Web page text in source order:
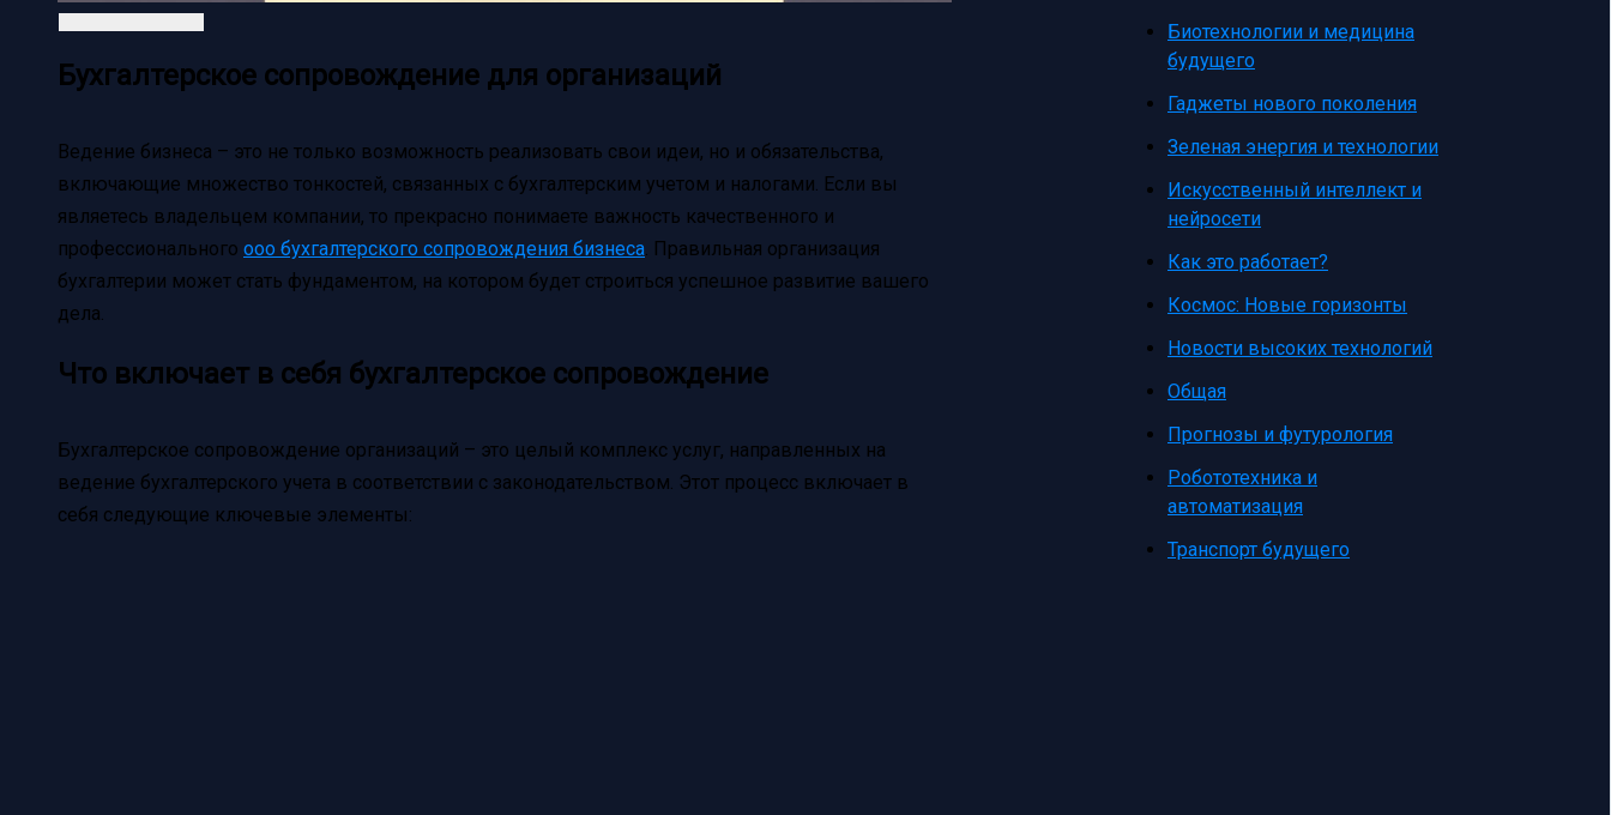
Бухгалтерское сопровождение для организаций
Ведение бизнеса – это не только возможность реализовать свои идеи, но и обязательства,
включающие множество тонкостей, связанных с бухгалтерским учетом и налогами. Если вы
являетесь владельцем компании, то прекрасно понимаете важность качественного и
профессионального ооо бухгалтерского сопровождения бизнеса. Правильная организация
бухгалтерии может стать фундаментом, на котором будет строиться успешное развитие вашего
дела.
Что включает в себя бухгалтерское сопровождение
Бухгалтерское сопровождение организаций – это целый комплекс услуг, направленных на
ведение бухгалтерского учета в соответствии с законодательством. Этот процесс включает в
себя следующие ключевые элементы:
Биотехнологии и медицина
будущего
Гаджеты нового поколения
Зеленая энергия и технологии
Искусственный интеллект и
нейросети
Как это работает?
Космос: Новые горизонты
Новости высоких технологий
Общая
Прогнозы и футурология
Робототехника и
автоматизация
Транспорт будущего